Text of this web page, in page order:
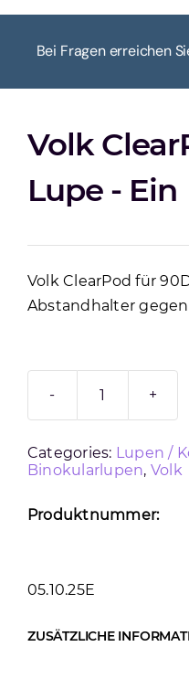
HOME
MEIN KONTO
Bei Fragen erreichen
Volk
Lupe - Ein
Volk ClearPod für
Abstandhalter
VOLK
90D
Menge
Categories: Lupen /
Binokularlupen, Volk
Produktnummer:
05.10.25E
ZUSÄTZLICHE